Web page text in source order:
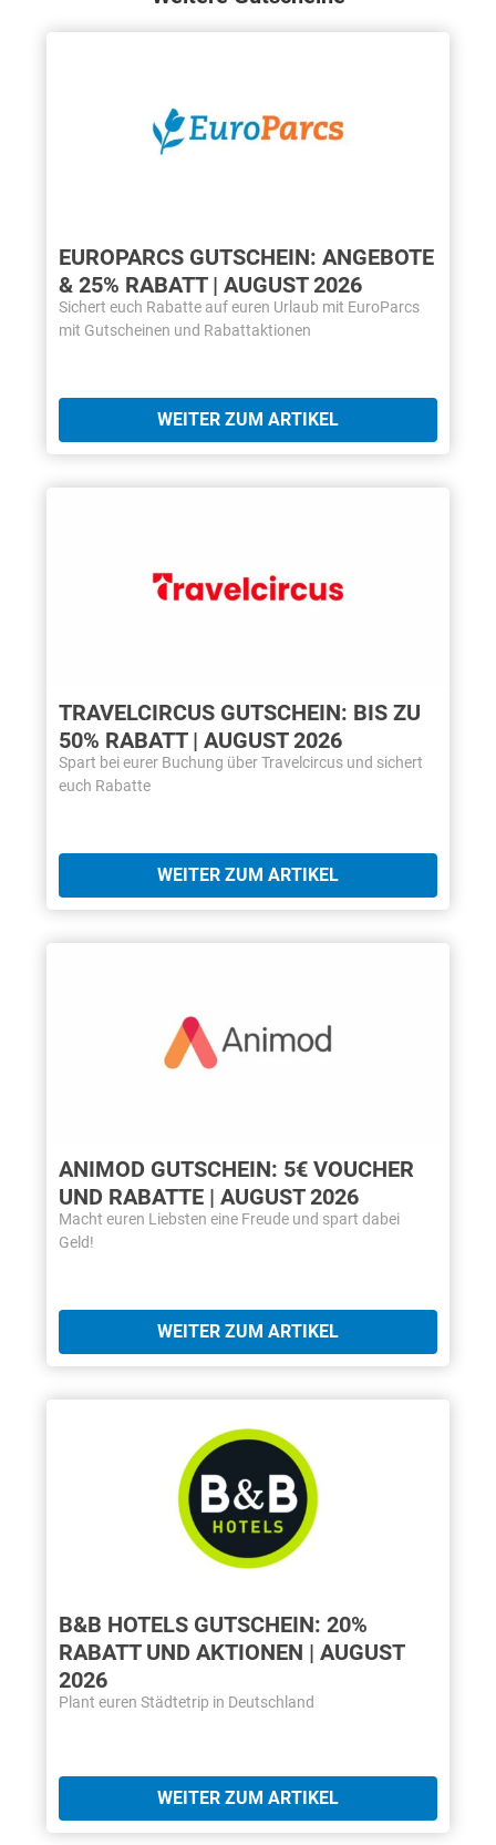
EUROPARCS GUTSCHEIN: ANGEBOTE
& 25% RABATT | AUGUST 2026
Sichert euch Rabatte auf euren Urlaub mit EuroParcs
mit Gutscheinen und Rabattaktionen
WEITER ZUM ARTIKEL
TRAVELCIRCUS GUTSCHEIN: BIS ZU
50% RABATT | AUGUST 2026
Spart bei eurer Buchung über Travelcircus und sichert
euch Rabatte
WEITER ZUM ARTIKEL
ANIMOD GUTSCHEIN: 5€ VOUCHER
UND RABATTE | AUGUST 2026
Macht euren Liebsten eine Freude und spart dabei
Geld!
WEITER ZUM ARTIKEL
B&B HOTELS GUTSCHEIN: 20%
RABATT UND AKTIONEN | AUGUST
2026
Plant euren Städtetrip in Deutschland
WEITER ZUM ARTIKEL